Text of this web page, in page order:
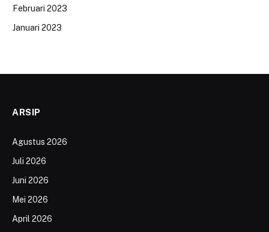
Februari 2023
Januari 2023
ARSIP
Agustus 2026
Juli 2026
Juni 2026
Mei 2026
April 2026